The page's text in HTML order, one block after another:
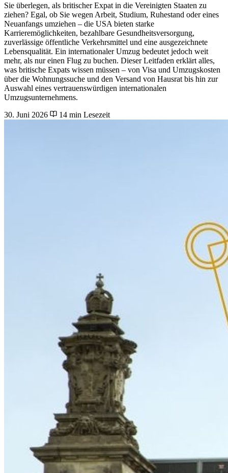
Sie überlegen, als britischer Expat in die Vereinigten Staaten zu
ziehen? Egal, ob Sie wegen Arbeit, Studium, Ruhestand oder eines
Neuanfangs umziehen – die USA bieten starke
Karrieremöglichkeiten, bezahlbare Gesundheitsversorgung,
zuverlässige öffentliche Verkehrsmittel und eine ausgezeichnete
Lebensqualität. Ein internationaler Umzug bedeutet jedoch weit
mehr, als nur einen Flug zu buchen. Dieser Leitfaden erklärt alles,
was britische Expats wissen müssen – von Visa und Umzugskosten
über die Wohnungssuche und den Versand von Hausrat bis hin zur
Auswahl eines vertrauenswürdigen internationalen
Umzugsunternehmens.
30. Juni 2026
14 min Lesezeit